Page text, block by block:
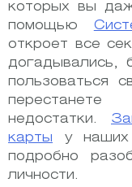
которых вы
помощью
откроет все
догадывались,
пользоваться
недостатки.
карты у наших
подробно
личности.